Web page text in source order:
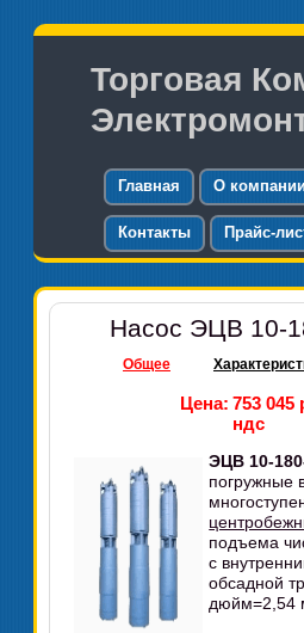
Торговая
Главная О компании
Контакты Прайс-
Насос ЭЦВ 10-
Общее
Цена: 753 045
ндс
ЭЦВ 10-
погружные
подъема
с
обсадной
дюйм=2,54